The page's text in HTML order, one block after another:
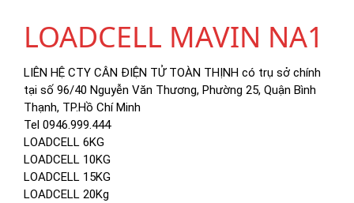
LOADCELL MAVIN NA1
LIÊN HỆ CTY CÂN ĐIỆN TỬ TOÀN THỊNH có trụ sở chính
tại số 96/40 Nguyễn Văn Thương, Phường 25, Quận Bình
Thạnh, TP.Hồ Chí Minh
Tel 0946.999.444
LOADCELL 6KG
LOADCELL 10KG
LOADCELL 15KG
LOADCELL 20Kg